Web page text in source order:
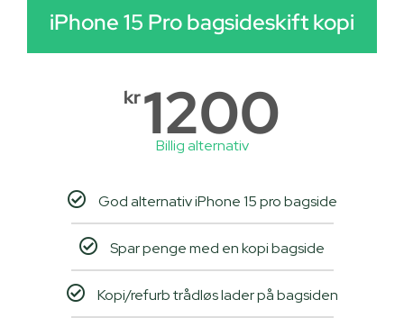
iPhone 15 Pro bagsideskift kopi
kr1200
Billig alternativ
God alternativ iPhone 15 pro bagside
Spar penge med en kopi bagside
Kopi/refurb trådløs lader på bagsiden